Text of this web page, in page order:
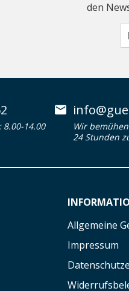
den
8.00-14.00
Wir
24 Stunden
Allgemeine
Impressum